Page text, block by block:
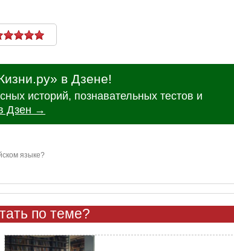
в Дзене!
историй, познавательных тестов и
Дзен →
языке?
по теме?